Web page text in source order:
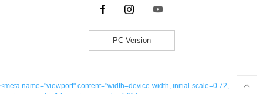
PC Version
<meta name="viewport" content="width=device-width, initial-scale=0.72,